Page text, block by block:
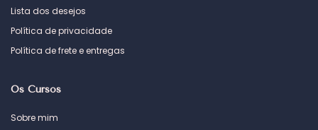
Lista dos desejos
Política de privacidade
Política de frete e entregas
Os Cursos
Sobre mim